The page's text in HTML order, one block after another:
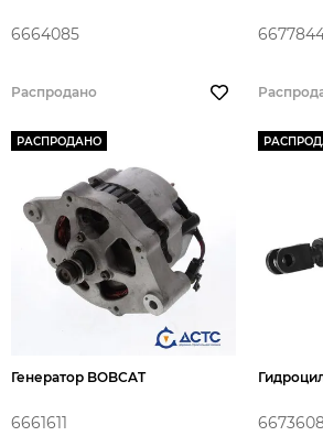
6664085
Распродано
РАСПРОДАНО
Генератор BOBCAT
6661611